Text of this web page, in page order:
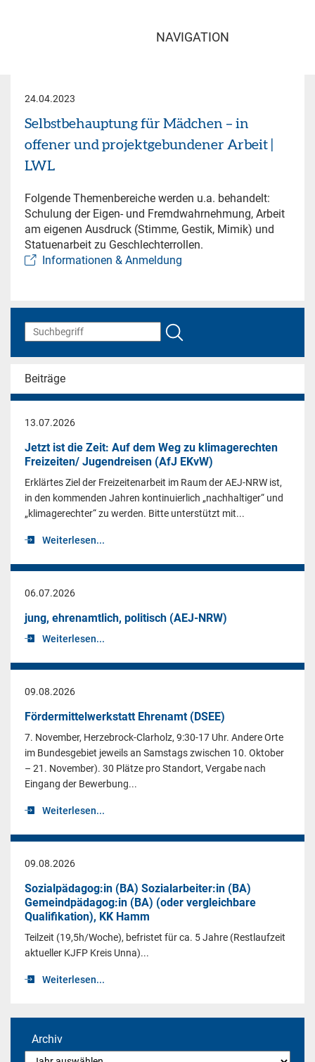
NAVIGATION
24.04.2023
Selbstbehauptung für Mädchen – in
offener und projektgebundener Arbeit |
LWL
Folgende Themenbereiche werden u.a. behandelt:
Schulung der Eigen- und Fremdwahrnehmung, Arbeit
am eigenen Ausdruck (Stimme, Gestik, Mimik) und
Statuenarbeit zu Geschlechterrollen.
Informationen & Anmeldung
Beiträge
13.07.2026
Jetzt ist die Zeit: Auf dem Weg zu klimagerechten
Freizeiten/ Jugendreisen (AfJ EKvW)
Erklärtes Ziel der Freizeitenarbeit im Raum der AEJ-NRW ist,
in den kommenden Jahren kontinuierlich „nachhaltiger“ und
„klimagerechter“ zu werden. Bitte unterstützt mit...
Weiterlesen...
06.07.2026
jung, ehrenamtlich, politisch (AEJ-NRW)
Weiterlesen...
09.08.2026
Fördermittelwerkstatt Ehrenamt (DSEE)
7. November, Herzebrock-Clarholz, 9:30-17 Uhr. Andere Orte
im Bundesgebiet jeweils an Samstags zwischen 10. Oktober
– 21. November). 30 Plätze pro Standort, Vergabe nach
Eingang der Bewerbung...
Weiterlesen...
09.08.2026
Sozialpädagog:in (BA) Sozialarbeiter:in (BA)
Gemeindpädagog:in (BA) (oder vergleichbare
Qualifikation), KK Hamm
Teilzeit (19,5h/Woche), befristet für ca. 5 Jahre (Restlaufzeit
aktueller KJFP Kreis Unna)...
Weiterlesen...
Archiv